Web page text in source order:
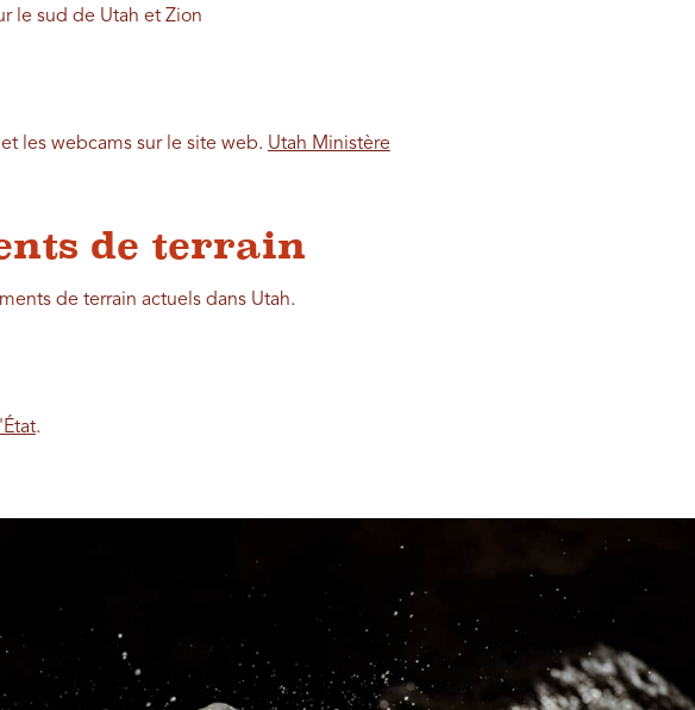
le sud de Utah et Zion
les webcams sur le site web. Utah Ministère
de terrain
de terrain actuels dans Utah.
.